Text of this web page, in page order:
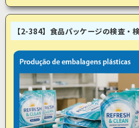
【2-384】食品パッケージの検査・